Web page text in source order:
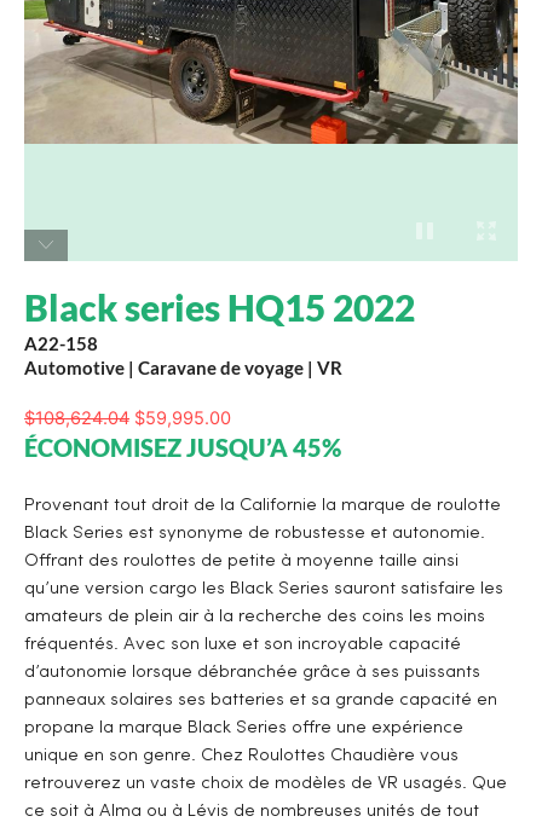
Black series HQ15 2022
A22-158
Automotive | Caravane de voyage | VR
$108,624.04 $59,995.00
ÉCONOMISEZ JUSQU’A 45%
Provenant tout droit de la Californie la marque de roulotte
Black Series est synonyme de robustesse et autonomie.
Offrant des roulottes de petite à moyenne taille ainsi
qu’une version cargo les Black Series sauront satisfaire les
amateurs de plein air à la recherche des coins les moins
fréquentés. Avec son luxe et son incroyable capacité
d’autonomie lorsque débranchée grâce à ses puissants
panneaux solaires ses batteries et sa grande capacité en
propane la marque Black Series offre une expérience
unique en son genre. Chez Roulottes Chaudière vous
retrouverez un vaste choix de modèles de VR usagés. Que
ce soit à Alma ou à Lévis de nombreuses unités de tout